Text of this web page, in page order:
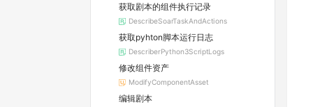
获取剧本的组件执行记录
DescribeSoarTaskAndActions
获取pyhton脚本运行日志
DescriberPython3ScriptLogs
修改组件资产
ModifyComponentAsset
编辑剧本